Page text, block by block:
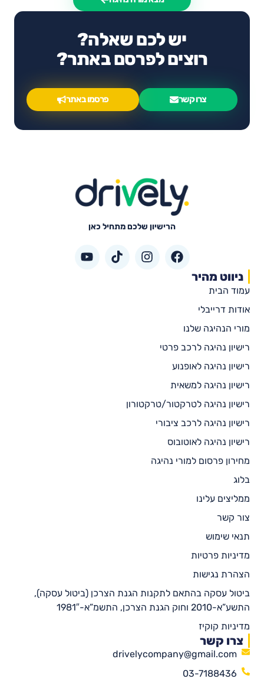
יש לכם שאלה?
רוצים לפרסם באתר?
צרו קשר פרסמו באתר
הרישיון שלכם מתחיל כאן
ניווט מהיר
עמוד הבית
אודות דרייבלי
מורי הנהיגה שלנו
רישיון נהיגה לרכב פרטי
רישיון נהיגה לאופנוע
רישיון נהיגה למשאית
רישיון נהיגה לטרקטור/טרקטורון
רישיון נהיגה לרכב ציבורי
רישיון נהיגה לאוטובוס
מחירון פרסום למורי נהיגה
בלוג
ממליצים עלינו
צור קשר
תנאי שימוש
מדיניות פרטיות
הצהרת נגישות
ביטול עסקה בהתאם לתקנות הגנת הצרכן (ביטול עסקה),
התשע”א-2010 וחוק הגנת הצרכן, התשמ”א-1981″
מדיניות קוקיז
צרו קשר
drivelycompany@gmail.com
03-7188436